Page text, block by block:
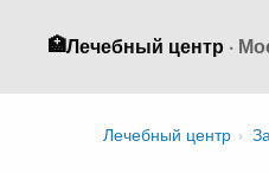
🏥Лечебный центр ·
Лечебный центр ›